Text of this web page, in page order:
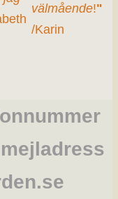
välmående!"
/Karin